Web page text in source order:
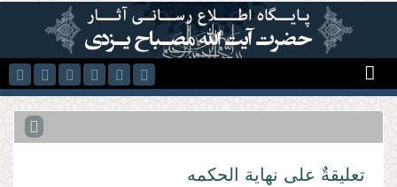
رفتن به محتوای اصلی
تعلیقةٌ على نهایة الحكمه